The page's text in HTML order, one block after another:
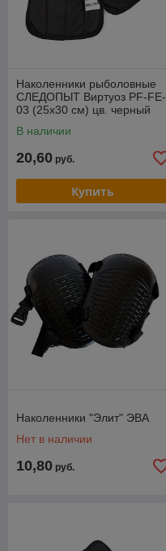
Наколенники рыболовные
СЛЕДОПЫТ Виртуоз PF-FE-
03 (25x30 см) цв. черный
В наличии
20,60 руб.
Купить
Наколенники "Элит" ЭВА
Нет в наличии
10,80 руб.